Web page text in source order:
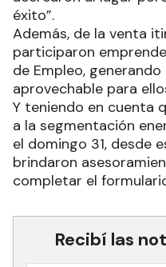
éxito”.
Además, de la venta
participaron
de Empleo,
aprovechable para
Y teniendo en cuenta
a la segmentación
el domingo 31, desde
brindaron
completar el
Recibí las